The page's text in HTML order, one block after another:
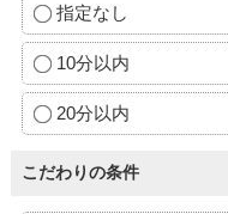
指定なし
10分以内
20分以内
こだわりの条件